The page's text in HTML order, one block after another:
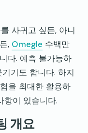
사귀고 싶든, 아니
, Omegle 수백만
다. 예측 불가능하
기도 합니다. 하지
을 최대한 활용하
항이 있습니다.
개요